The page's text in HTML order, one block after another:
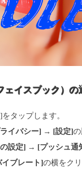
ェイスブック）
タップします。
イバシー]→ [設定]の
設定]→ [プッシュ通
イブレート]の横をク